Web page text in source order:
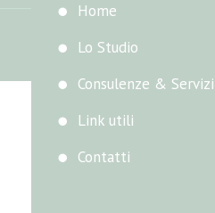
Home
Lo Studio
Consulenze & Servizi
Link utili
Contatti